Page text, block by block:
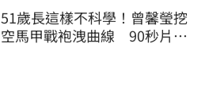
51歲長這樣不科學！曾馨瑩挖
空馬甲戰袍洩曲線 90秒片掀